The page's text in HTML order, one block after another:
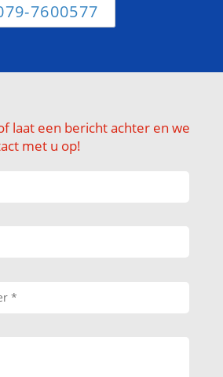
7600577
laat een bericht achter en we
met u op!